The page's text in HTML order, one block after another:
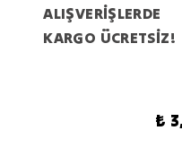
ALIŞVERİŞLERDE
KARGO ÜCRETSİZ!
₺